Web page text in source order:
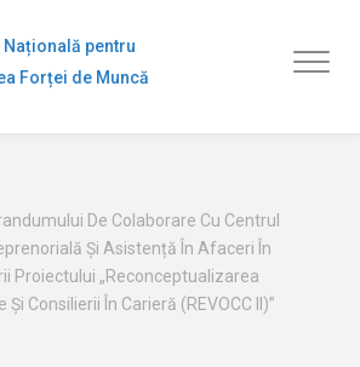
pentru
Forței de Muncă
De Colaborare Cu Centrul
Și Asistență În Afaceri În
Proiectului „Reconceptualizarea
Consilierii În Carieră (REVOCC II)”